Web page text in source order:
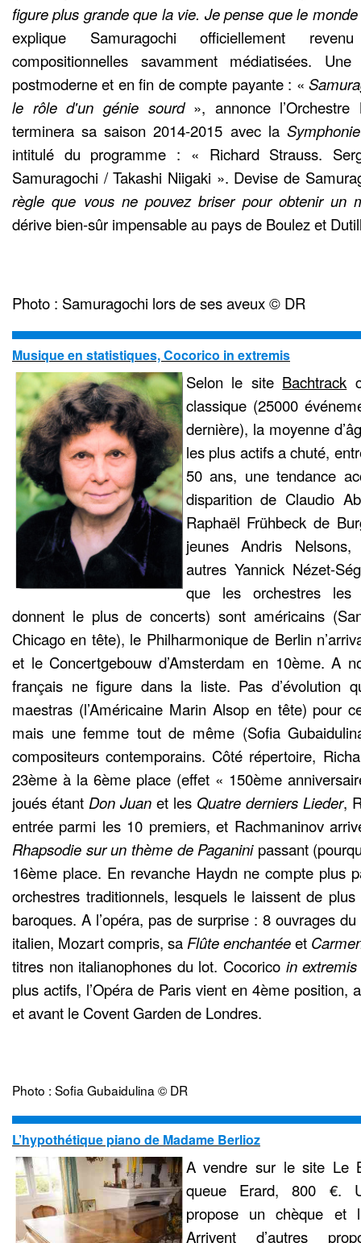
figure plus grande que la vie. Je pense que le
explique Samuragochi officiellement
compositionnelles savamment médiatisées.
postmoderne et en fin de compte payante : «
le rôle d'un génie sourd », annonce l’Orchestre
terminera sa saison 2014-2015 avec la
intitulé du programme : « Richard Strauss.
Samuragochi / Takashi Niigaki ». Devise de
règle que vous ne pouvez briser pour obtenir un
dérive bien-sûr impensable au pays de Boulez et
Photo : Samuragochi lors de ses aveux © DR
Musique en statistiques, Cocorico in extremis
Selon le site Bachtrack
classique (25000
dernière), la moyenne
les plus actifs a chuté,
50 ans, une tendance
disparition de Claudio
Raphaël Frühbeck de
jeunes Andris
autres Yannick Nézet-
que les orchestres
donnent le plus de concerts) sont américains
Chicago en tête), le Philharmonique de Berlin
et le Concertgebouw d’Amsterdam en 10ème. A
français ne figure dans la liste. Pas d’évolution
maestras (l’Américaine Marin Alsop en tête) pour
mais une femme tout de même (Sofia
compositeurs contemporains. Côté répertoire,
23ème à la 6ème place (effet « 150ème
joués étant Don Juan et les Quatre derniers Lieder,
entrée parmi les 10 premiers, et Rachmaninov
Rhapsodie sur un thème de Paganini passant
16ème place. En revanche Haydn ne compte plus
orchestres traditionnels, lesquels le laissent de
baroques. A l’opéra, pas de surprise : 8 ouvrages
italien, Mozart compris, saFlûte enchantéeet
titres non italianophones du lot. Cocorico in extremis
plus actifs, l’Opéra de Paris vient en 4ème position,
et avant le Covent Garden de Londres.
Photo : Sofia Gubaidulina © DR
L’hypothétique piano de Madame Berlioz
A vendre sur le site Le
queue Erard, 800 €.
propose un chèque et
Arrivent d’autres